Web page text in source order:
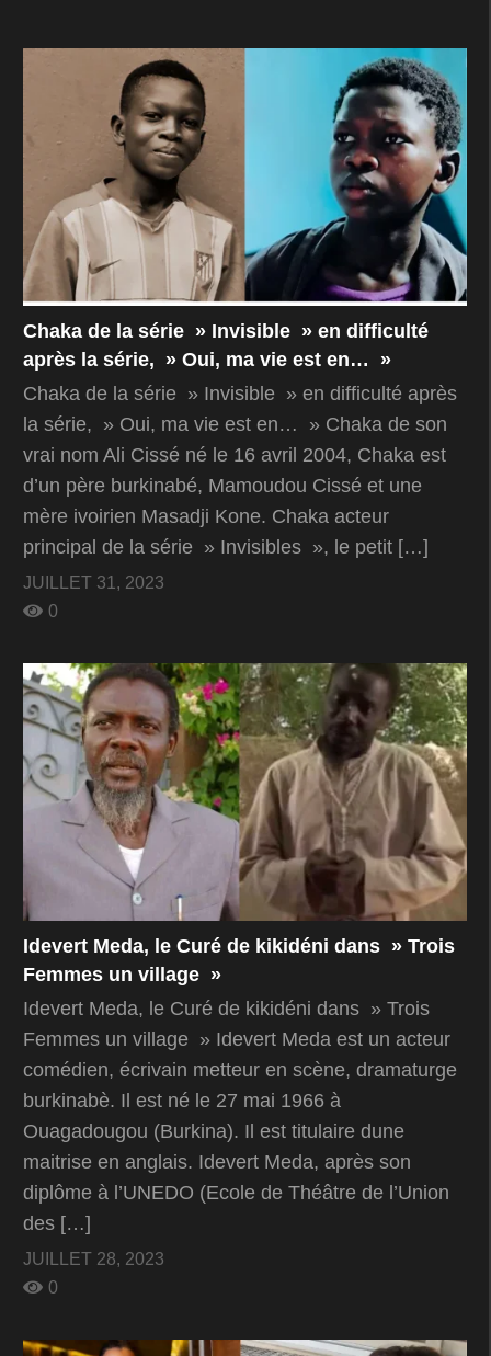
Chaka de la série » Invisible » en difficulté
après la série, » Oui, ma vie est en… »
Chaka de la série » Invisible » en difficulté après
la série, » Oui, ma vie est en… » Chaka de son
vrai nom Ali Cissé né le 16 avril 2004, Chaka est
d’un père burkinabé, Mamoudou Cissé et une
mère ivoirien Masadji Kone. Chaka acteur
principal de la série » Invisibles », le petit […]
JUILLET 31, 2023
0
Idevert Meda, le Curé de kikidéni dans » Trois
Femmes un village »
Idevert Meda, le Curé de kikidéni dans » Trois
Femmes un village » Idevert Meda est un acteur
comédien, écrivain metteur en scène, dramaturge
burkinabè. Il est né le 27 mai 1966 à
Ouagadougou (Burkina). Il est titulaire dune
maitrise en anglais. Idevert Meda, après son
diplôme à l’UNEDO (Ecole de Théâtre de l’Union
des […]
JUILLET 28, 2023
0